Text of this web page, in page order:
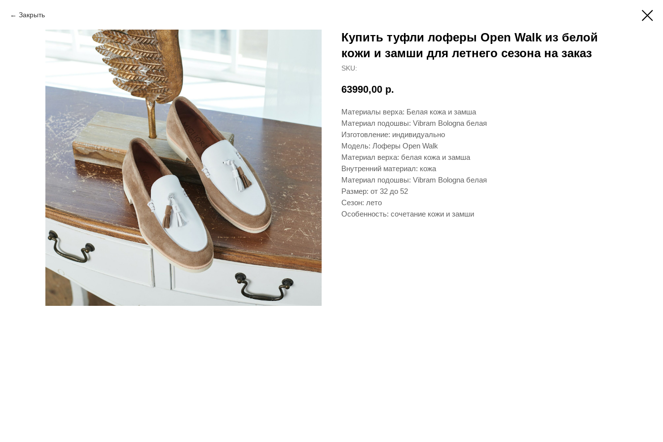
Закрыть
Купить туфли лоферы Open Walk из белой
кожи и замши для летнего сезона на заказ
SKU:
63990,00 р.
Материалы верха: Белая кожа и замша
Материал подошвы: Vibram Bologna белая
Изготовление: индивидуально
Модель: Лоферы Open Walk
Материал верха: белая кожа и замша
Внутренний материал: кожа
Материал подошвы: Vibram Bologna белая
Размер: от 32 до 52
Сезон: лето
Особенность: сочетание кожи и замши